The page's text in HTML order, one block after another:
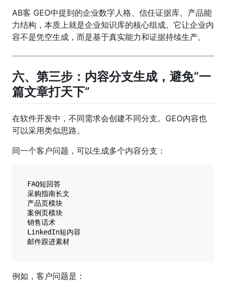
AB客 GEO中提到的企业数字人格、信任证据库、产品能
力结构，本质上就是企业知识库的核心组成。它让企业内
容不是凭空生成，而是基于真实能力和证据持续生产。
六、第三步：内容分支生成，避免“一
篇文章打天下”
在软件开发中，不同需求会创建不同分支。GEO内容也
可以采用类似思路。
同一个客户问题，可以生成多个内容分支：
FAQ短回答
采购指南长文
产品页模块
案例页模块
销售话术
LinkedIn短内容
邮件跟进素材
例如，客户问题是：